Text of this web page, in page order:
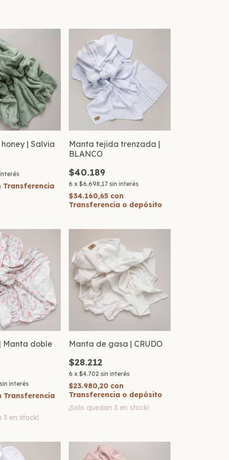
| Salvia
Transferencia
Manta tejida trenzada |
BLANCO
$40.189
6 x $6.698,17 sin interés
$34.160,65 con
Transferencia o depósito
Manta doble
sin interés
Transferencia
3 en stock!
Manta de gasa | CRUDO
$28.212
6 x $4.702 sin interés
$23.980,20 con
Transferencia o depósito
¡Solo quedan 3 en stock!